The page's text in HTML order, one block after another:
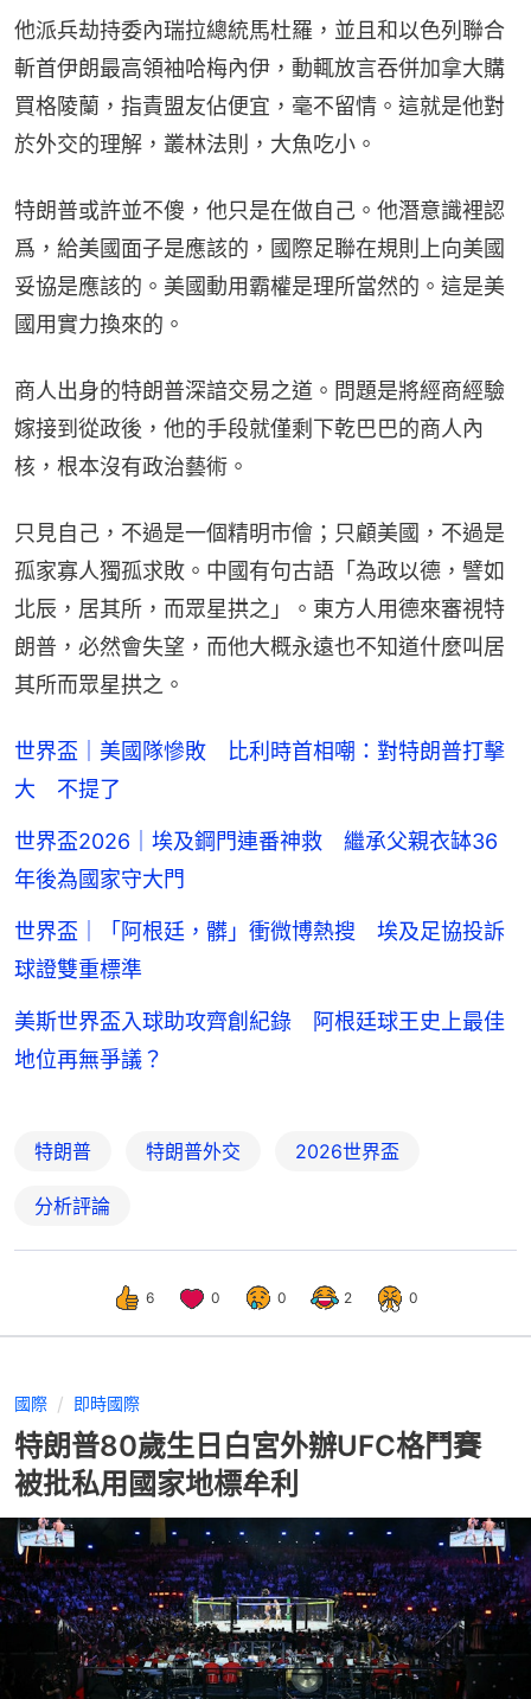
他派兵劫持委內瑞拉總統馬杜羅，並且和以色列聯合
斬首伊朗最高領袖哈梅內伊，動輒放言吞併加拿大購
買格陵蘭，指責盟友佔便宜，毫不留情。這就是他對
於外交的理解，叢林法則，大魚吃小。
特朗普或許並不傻，他只是在做自己。他潛意識裡認
爲，給美國面子是應該的，國際足聯在規則上向美國
妥協是應該的。美國動用霸權是理所當然的。這是美
國用實力換來的。
商人出身的特朗普深諳交易之道。問題是將經商經驗
嫁接到從政後，他的手段就僅剩下乾巴巴的商人內
核，根本沒有政治藝術。
只見自己，不過是一個精明市儈；只顧美國，不過是
孤家寡人獨孤求敗。中國有句古語「為政以德，譬如
北辰，居其所，而眾星拱之」。東方人用德來審視特
朗普，必然會失望，而他大概永遠也不知道什麼叫居
其所而眾星拱之。
世界盃｜美國隊慘敗 比利時首相嘲：對特朗普打擊
大 不提了
世界盃2026｜埃及鋼門連番神救 繼承父親衣缽36
年後為國家守大門
世界盃｜「阿根廷，髒」衝微博熱搜 埃及足協投訴
球證雙重標準
美斯世界盃入球助攻齊創紀錄 阿根廷球王史上最佳
地位再無爭議？
特朗普 特朗普外交 2026世界盃
分析評論
6 0 0 2 0
國際 即時國際
特朗普80歲生日白宮外辦UFC格鬥賽
被批私用國家地標牟利